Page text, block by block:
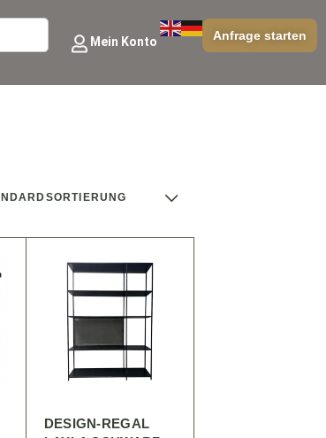
Mein Konto Anfrage starten
DESIGN-REGAL